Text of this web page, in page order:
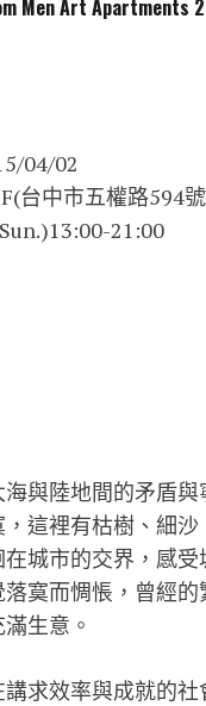
Men Art Apartments
04/02
台中市五權路594
0-21:00
與陸地間的矛盾與
這裡有枯樹、細
城市的交界，感
寞而惆悵，曾經的
生意。
求效率與成就的社